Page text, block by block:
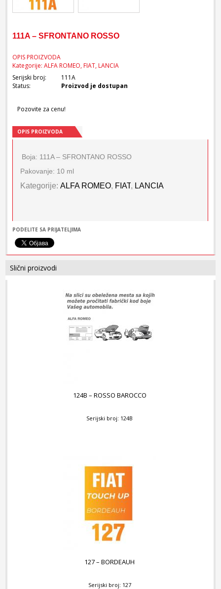
111A – SFRONTANO ROSSO
OPIS PROIZVODA
Kategorije: ALFA ROMEO, FIAT, LANCIA
Serijski broj:
111A
Status:
Proizvod je dostupan
Pozovite za cenu!
OPIS PROIZVODA
Boja: 111A – SFRONTANO ROSSO
Pakovanje: 10 ml
Kategorije:ALFA ROMEO, FIAT, LANCIA
PODELITE SA PRIJATELJIMA
Slični proizvodi
124B – ROSSO BAROCCO
Serijski broj: 124B
127 – BORDEAUH
Serijski broj: 127